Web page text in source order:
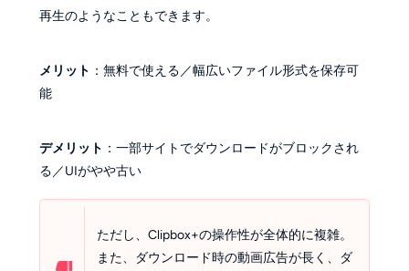
再生のようなこともできます。
メリット ：無料で使える／幅広いファイル形式を保存可
能
デメリット ：一部サイトでダウンロードがブロックされ
る／UIがやや古い
ただし、Clipbox+の操作性が全体的に複雑。
また、ダウンロード時の動画広告が長く、ダ